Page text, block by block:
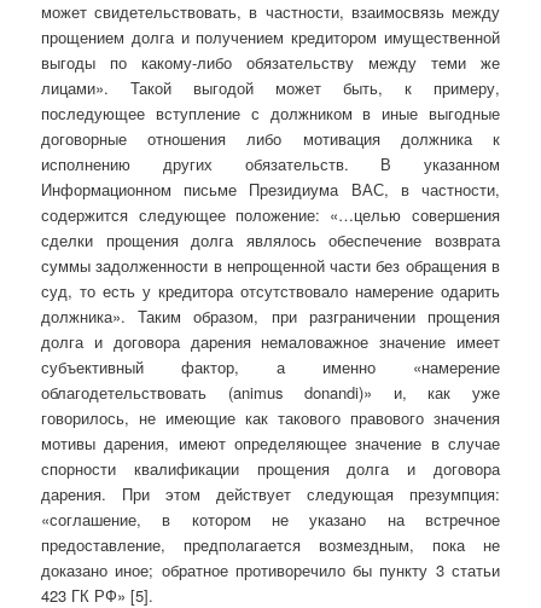
может свидетельствовать, в частности, взаимосвязь между
прощением долга и получением кредитором имущественной
выгоды по какому-либо обязательству между теми же
лицами». Такой выгодой может быть, к примеру,
последующее вступление с должником в иные выгодные
договорные отношения либо мотивация должника к
исполнению других обязательств. В указанном
Информационном письме Президиума ВАС, в частности,
содержится следующее положение: «…целью совершения
сделки прощения долга являлось обеспечение возврата
суммы задолженности в непрощенной части без обращения в
суд, то есть у кредитора отсутствовало намерение одарить
должника». Таким образом, при разграничении прощения
долга и договора дарения немаловажное значение имеет
субъективный фактор, а именно «намерение
облагодетельствовать (animus donandi)» и, как уже
говорилось, не имеющие как такового правового значения
мотивы дарения, имеют определяющее значение в случае
спорности квалификации прощения долга и договора
дарения. При этом действует следующая презумпция:
«соглашение, в котором не указано на встречное
предоставление, предполагается возмездным, пока не
доказано иное; обратное противоречило бы пункту 3 статьи
423 ГК РФ» [5].